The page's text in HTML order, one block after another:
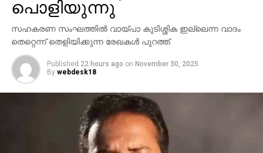
പൊളിയുന്നു
സഹകരണ സംഘത്തില്‍ വായ്പാ കുടിശ്ശിക ഇല്ലെന്ന വാദം
തെറ്റെന്ന് തെളിയിക്കുന്ന രേഖകള്‍ പുറത്ത്.
Published 22 hours ago on November 30, 2025
By webdesk18